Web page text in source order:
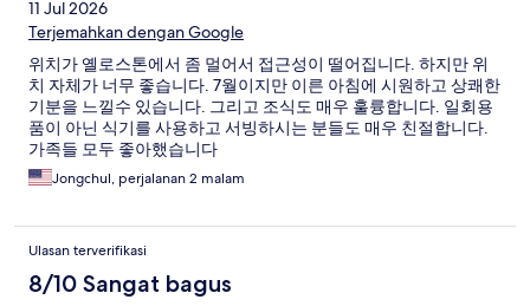
11 Jul 2026
Terjemahkan dengan Google
위치가 옐로스톤에서 좀 멀어서 접근성이 떨어집니다. 하지만 위
치 자체가 너무 좋습니다. 7월이지만 이른 아침에 시원하고 상쾌한
기분을 느낄수 있습니다. 그리고 조식도 매우 훌륭합니다. 일회용
품이 아닌 식기를 사용하고 서빙하시는 분들도 매우 친절합니다.
가족들 모두 좋아했습니다
Jongchul, perjalanan 2 malam
Ulasan terverifikasi
8/10 Sangat bagus